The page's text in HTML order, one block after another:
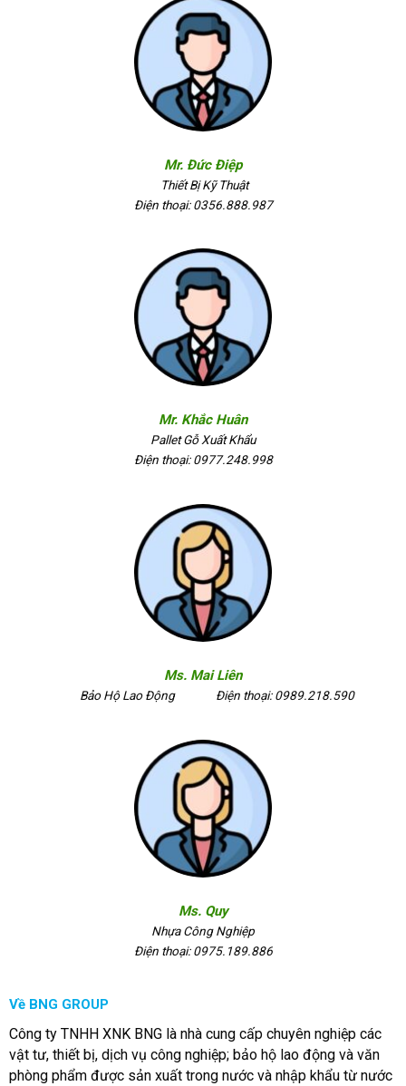
Mr. Đức Điệp
Thiết Bị Kỹ Thuật
Điện thoại: 0356.888.987
Mr. Khắc Huân
Pallet Gỗ Xuất Khẩu
Điện thoại: 0977.248.998
Ms. Mai Liên
Bảo Hộ Lao Động Điện thoại: 0989.218.590
Ms. Quy
Nhựa Công Nghiệp
Điện thoại: 0975.189.886
Về BNG GROUP
Công ty TNHH XNK BNG là nhà cung cấp chuyên nghiệp các
vật tư, thiết bị, dịch vụ công nghiệp; bảo hộ lao động và văn
phòng phẩm được sản xuất trong nước và nhập khẩu từ nước